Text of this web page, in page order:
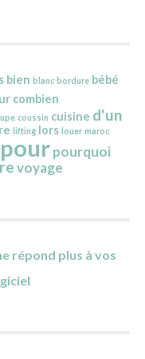
bien blanc bordure bébé
combien
coussin cuisine d'un
lifting lors louer maroc
pour pourquoi
voyage
répond plus à vos